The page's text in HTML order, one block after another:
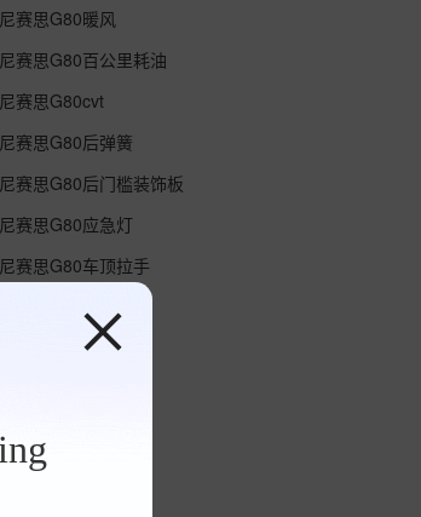
赛思G80暖风
赛思G80百公里耗油
赛思G80cvt
赛思G80后弹簧
赛思G80后门槛装饰板
赛思G80应急灯
赛思G80车顶拉手
尼赛思G80遮阳挡